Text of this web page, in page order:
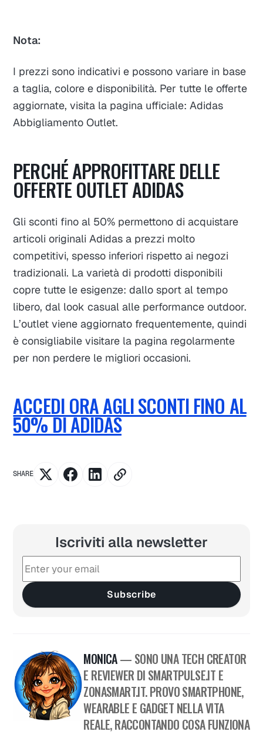
Nota:
I prezzi sono indicativi e possono variare in base
a taglia, colore e disponibilità. Per tutte le offerte
aggiornate, visita la pagina ufficiale: Adidas
Abbigliamento Outlet.
PERCHÉ APPROFITTARE DELLE
OFFERTE OUTLET ADIDAS
Gli sconti fino al 50% permettono di acquistare
articoli originali Adidas a prezzi molto
competitivi, spesso inferiori rispetto ai negozi
tradizionali. La varietà di prodotti disponibili
copre tutte le esigenze: dallo sport al tempo
libero, dal look casual alle performance outdoor.
L’outlet viene aggiornato frequentemente, quindi
è consigliabile visitare la pagina regolarmente
per non perdere le migliori occasioni.
ACCEDI ORA AGLI SCONTI FINO AL
50% DI ADIDAS
SHARE
Iscriviti alla newsletter
Subscribe
MONICA— SONO UNA TECH CREATOR
E REVIEWER DI SMARTPULSE.IT E
ZONASMART.IT. PROVO SMARTPHONE,
WEARABLE E GADGET NELLA VITA
REALE, RACCONTANDO COSA FUNZIONA